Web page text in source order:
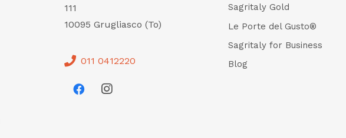
111
10095 Grugliasco (To)
011 0412220
Sagritaly Gold
Le Porte del Gusto®
Sagritaly for Business
Blog